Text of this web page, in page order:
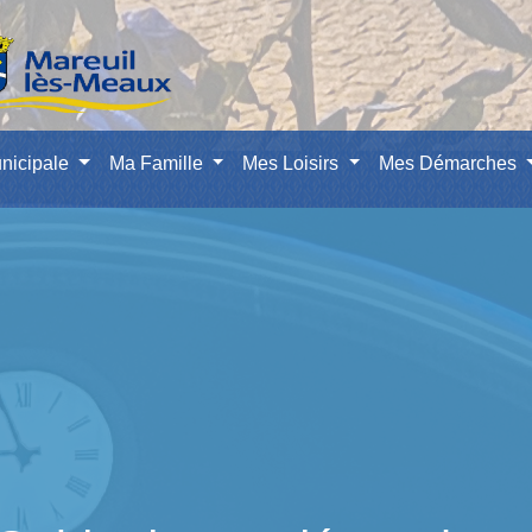
Ma Famille Mes Loisirs Mes Démarches